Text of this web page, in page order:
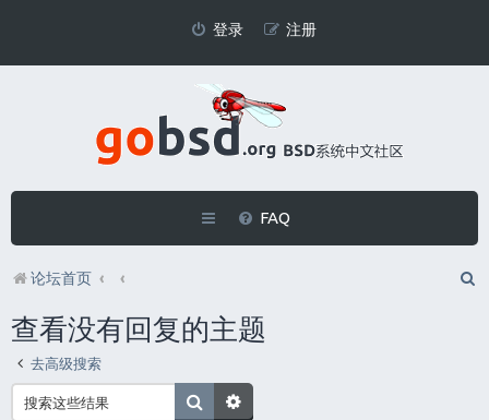
登录 注册
FAQ
论坛首页
查看没有回复的主题
去高级搜索